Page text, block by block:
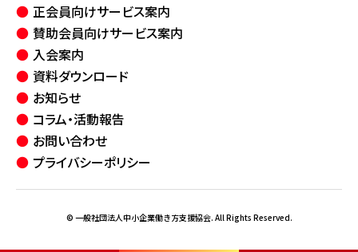
正会員向けサービス案内
賛助会員向けサービス案内
入会案内
資料ダウンロード
お知らせ
コラム・活動報告
お問い合わせ
プライバシーポリシー
© 一般社団法人中小企業働き方支援協会. All Rights Reserved.